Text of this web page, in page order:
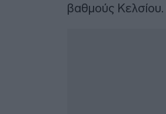
βαθμούς